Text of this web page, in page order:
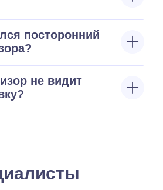
посторонний
не видит